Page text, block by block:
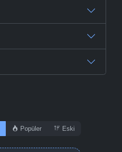
Popüler Eski